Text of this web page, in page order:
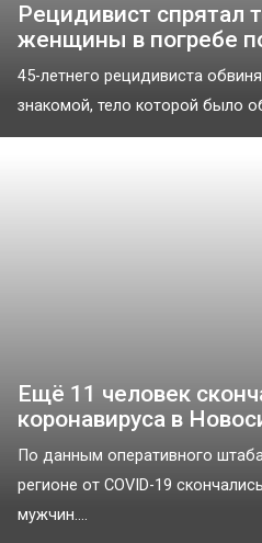
Рецидивист спрятал
женщины в погребе
45-летнего рецидивиста
знакомой, тело которой было
Ещё 11 человек
коронавируса в
По данным оперативного
регионе от COVID-19
мужчин....